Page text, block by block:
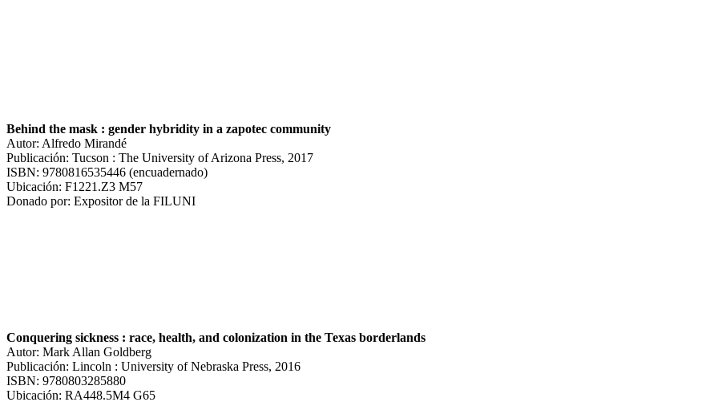
Behind the mask : gender hybridity in a zapotec community
Autor: Alfredo Mirandé
Publicación: Tucson : The University of Arizona Press, 2017
ISBN: 9780816535446 (encuadernado)
Ubicación: F1221.Z3 M57
Donado por: Expositor de la FILUNI
Conquering sickness : race, health, and colonization in the Texas borderlands
Autor: Mark Allan Goldberg
Publicación: Lincoln : University of Nebraska Press, 2016
ISBN: 9780803285880
Ubicación: RA448.5M4 G65